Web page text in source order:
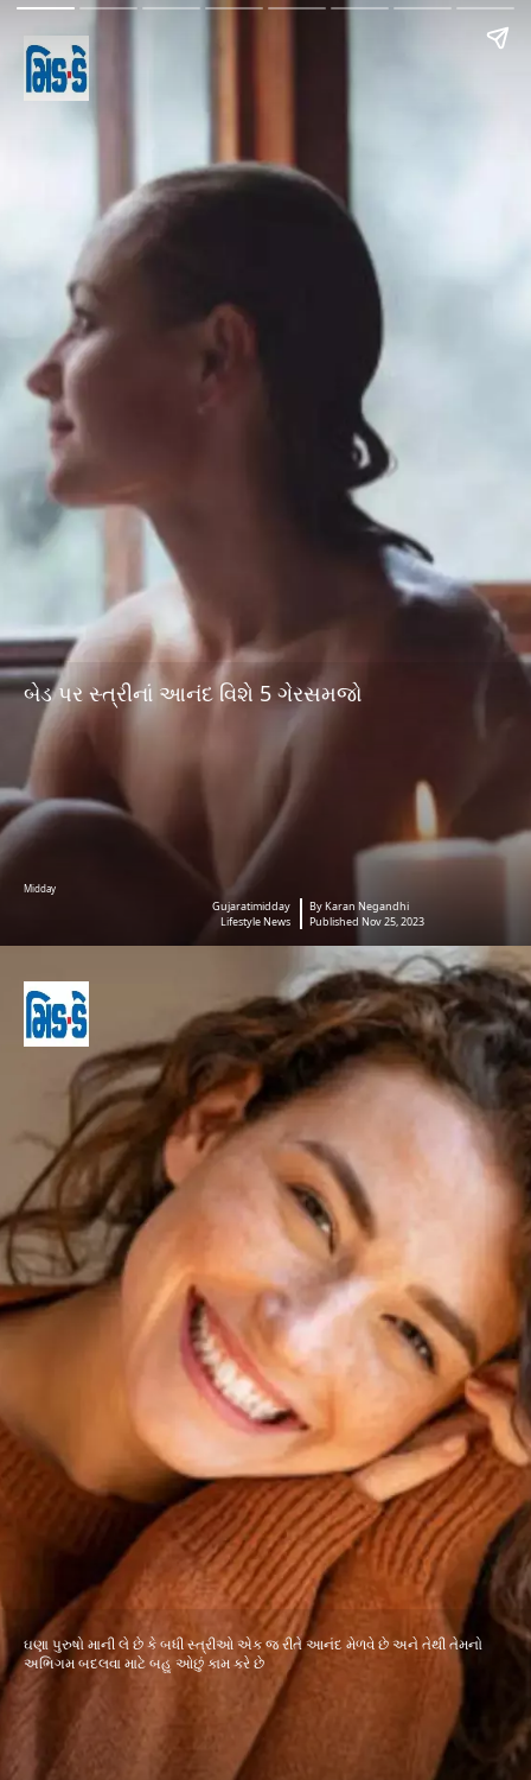
બેડ પર સ્ત્રીનાં આનંદ વિશે 5 ગેરસમજો
Midday
Gujaratimidday
Lifestyle News
By Karan Negandhi
Published Nov 25, 2023
ઘણા પુરુષો માની લે છે કે બધી સ્ત્રીઓ એક જ રીતે આનંદ મેળવે છે અને તેથી તેમનો
અભિગમ બદલવા માટે બહુ ઓછું કામ કરે છે